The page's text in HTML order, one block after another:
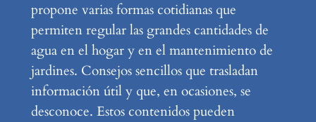
propone varias formas cotidianas que
permiten regular las grandes cantidades de
agua en el hogar y en el mantenimiento de
jardines. Consejos sencillos que trasladan
información útil y que, en ocasiones, se
desconoce. Estos contenidos pueden